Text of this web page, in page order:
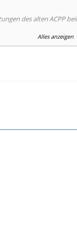
des alten ACPP
Alles anzeigen